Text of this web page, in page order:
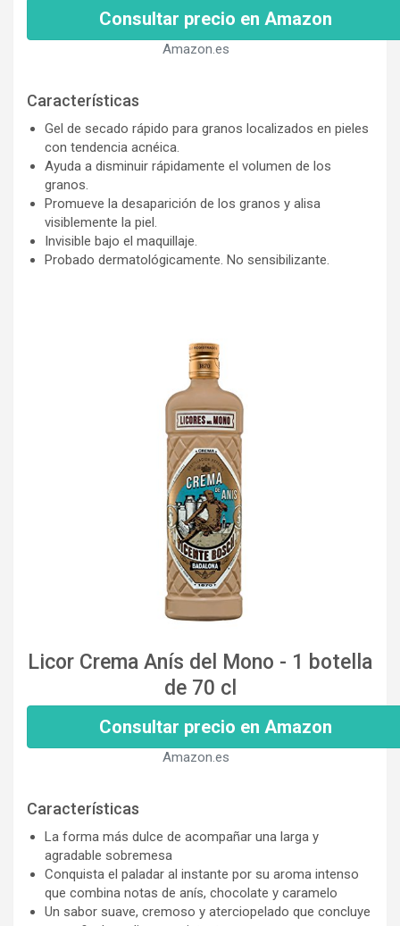
Consultar precio en Amazon
Amazon.es
Características
Gel de secado rápido para granos localizados en pieles
con tendencia acnéica.
Ayuda a disminuir rápidamente el volumen de los
granos.
Promueve la desaparición de los granos y alisa
visiblemente la piel.
Invisible bajo el maquillaje.
Probado dermatológicamente. No sensibilizante.
Licor Crema Anís del Mono - 1 botella
de 70 cl
Consultar precio en Amazon
Amazon.es
Características
La forma más dulce de acompañar una larga y
agradable sobremesa
Conquista el paladar al instante por su aroma intenso
que combina notas de anís, chocolate y caramelo
Un sabor suave, cremoso y aterciopelado que concluye